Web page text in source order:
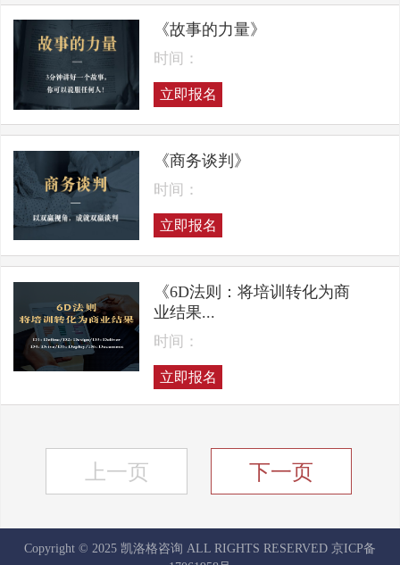
《故事的力量》
时间：
立即报名
《商务谈判》
时间：
立即报名
《6D法则：将培训转化为商
业结果...
时间：
立即报名
上一页 下一页
Copyright © 2025 凯洛格咨询 ALL RIGHTS RESERVED 京ICP备